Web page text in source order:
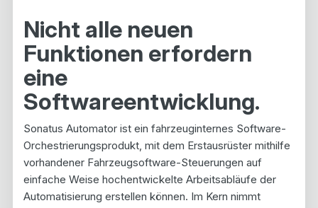
Nicht alle neuen
Funktionen erfordern
eine
Softwareentwicklung.
Sonatus Automator ist ein fahrzeuginternes Software-
Orchestrierungsprodukt, mit dem Erstausrüster mithilfe
vorhandener Fahrzeugsoftware-Steuerungen auf
einfache Weise hochentwickelte Arbeitsabläufe der
Automatisierung erstellen können. Im Kern nimmt